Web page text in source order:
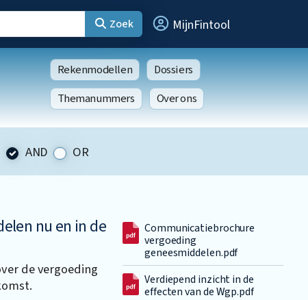
Zoek MijnFintool
Rekenmodellen
Dossiers
Themanummers
Over ons
AND OR
nu en in de
de vergoeding
Communicatiebrochure
vergoeding
geneesmiddelen.pdf
Verdiepend inzicht in de
effecten van de Wgp.pdf